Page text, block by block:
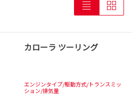
カローラ ツーリング
エンジンタイプ/駆動方式/トランスミッ
ション/排気量